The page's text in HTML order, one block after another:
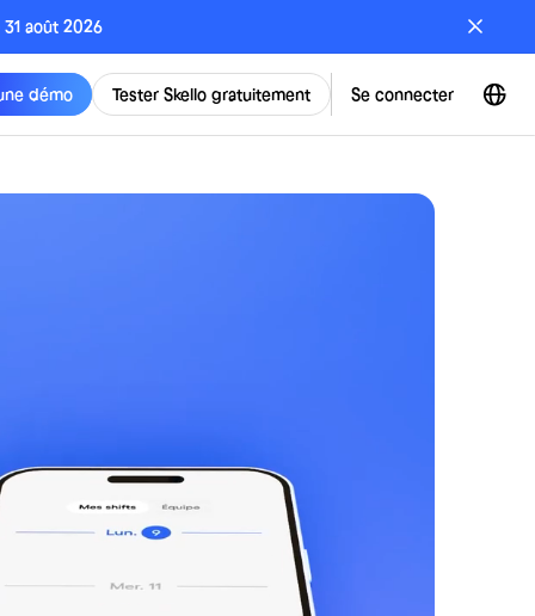
août 2026
démo Tester Skello gratuitement Se connecter